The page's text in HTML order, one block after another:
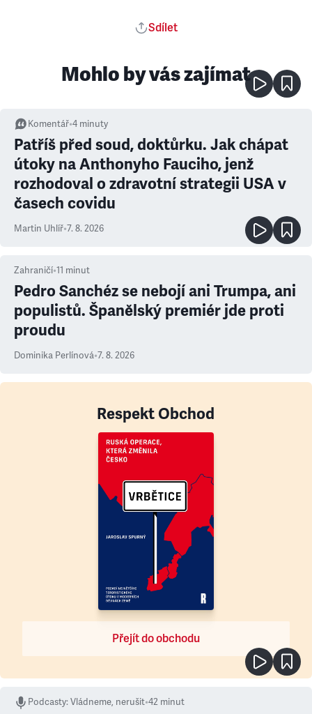
Sdílet
Mohlo by vás zajímat
Komentář•4 minuty
Patříš před soud, doktůrku. Jak chápat
útoky na Anthonyho Fauciho, jenž
rozhodoval o zdravotní strategii USA v
časech covidu
Martin Uhlíř•7. 8. 2026
Zahraničí•11 minut
Pedro Sanchéz se nebojí ani Trumpa, ani
populistů. Španělský premiér jde proti
proudu
Dominika Perlínová•7. 8. 2026
Respekt Obchod
Přejít do obchodu
Podcasty:Vládneme, nerušit•42 minut